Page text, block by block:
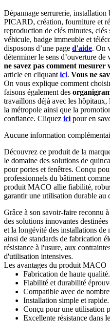
Dépannage serrurerie, installation
PICARD, création, fourniture et
reproduction de clés minutes,
véhicule, badge immeuble et
disposons d’une page d'aide. On
déterminer le sens d’ouverture de
ne savez pas comment mesurer
article en cliquant ici. Vous ne
On vous explique comment
faisons également des
travaillons déjà avec les hôpitaux,
la métropole ainsi que la
confiance. Cliquez ici pour en
Aucune information
Découvrez ce produit de la
le domaine des solutions de
pour portes et fenêtres. Conçu
professionnels du bâtiment
produit MACO allie fiabilité,
garantir une utilisation durable au
Grâce à son savoir-faire reconnu
des solutions innovantes
et la longévité des installations
ainsi de standards de fabrication
résistance à l'usure, aux
d'utilisation intensives.
Les avantages du produit MACO
Fabrication de haute qualité.
Fiabilité et durabilité
Compatible avec de
Installation simple et rapide.
Conçu pour une utilisation
Excellente résistance dans